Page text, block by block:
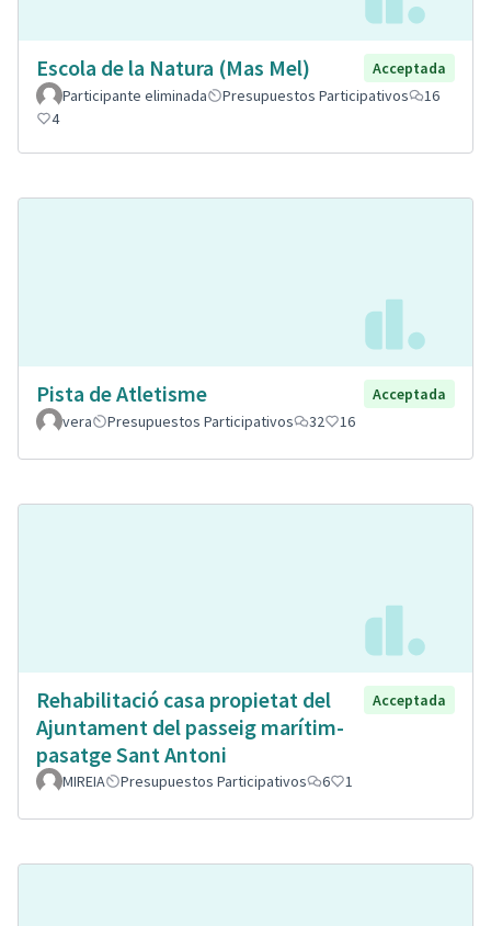
Escola de la Natura (Mas Mel)
Acceptada
Participante eliminada
Presupuestos Participativos
16
4
Pista de Atletisme
Acceptada
vera
Presupuestos Participativos 32 16
Rehabilitació casa propietat del
Ajuntament del passeig marítim-
pasatge Sant Antoni
Acceptada
MIREIA Presupuestos Participativos 6 1